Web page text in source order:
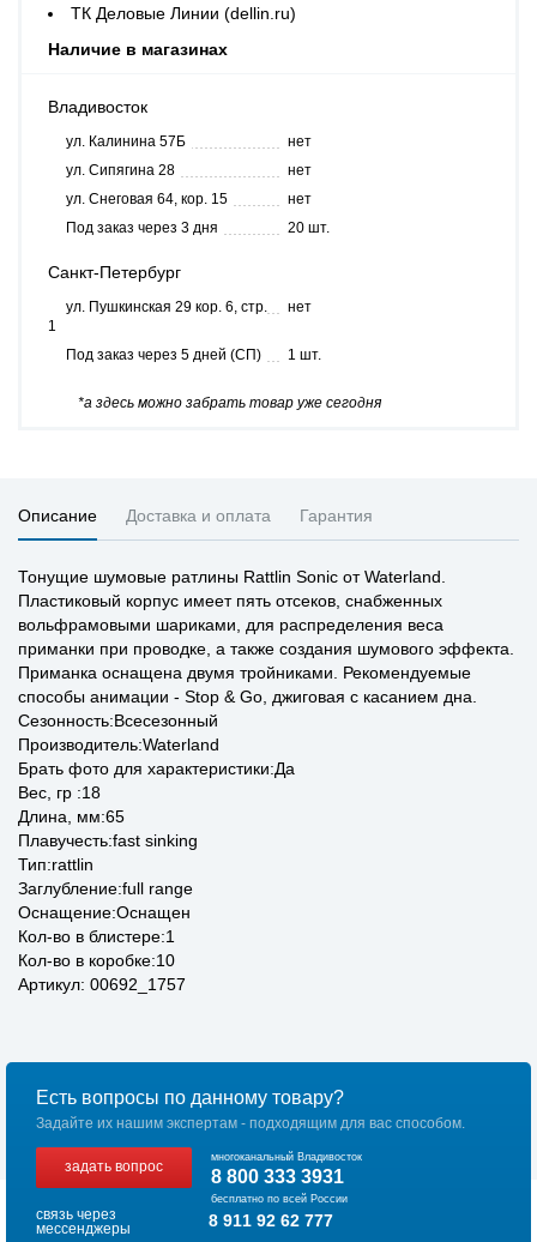
ТК Деловые Линии (dellin.ru)
Наличие в магазинах
Владивосток
ул. Калинина 57Б
нет
ул. Сипягина 28
нет
ул. Снеговая 64, кор. 15
нет
Под заказ через 3 дня
20 шт.
Санкт-Петербург
ул. Пушкинская 29 кор. 6, стр.
1
нет
Под заказ через 5 дней (СП) 1 шт.
*а здесь можно забрать товар уже сегодня
Описание Доставка и оплата Гарантия
Тонущие шумовые ратлины Rattlin Sonic от Waterland.
Пластиковый корпус имеет пять отсеков, снабженных
вольфрамовыми шариками, для распределения веса
приманки при проводке, а также создания шумового эффекта.
Приманка оснащена двумя тройниками. Рекомендуемые
способы анимации - Stop & Go, джиговая с касанием дна.
Сезонность:Всесезонный
Производитель:Waterland
Брать фото для характеристики:Да
Вес, гр :18
Длина, мм:65
Плавучесть:fast sinking
Тип:rattlin
Заглубление:full range
Оснащение:Оснащен
Кол-во в блистере:1
Кол-во в коробке:10
Артикул: 00692_1757
Есть вопросы по данному товару?
Задайте их нашим экспертам - подходящим для вас способом.
задать вопрос
многоканальный Владивосток
8 800 333 3931
бесплатно по всей России
связь через
мессенджеры
8 911 92 62 777